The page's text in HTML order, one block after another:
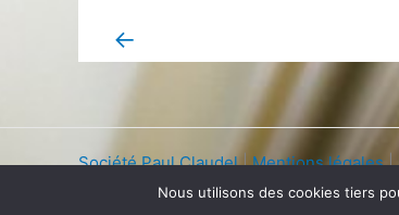
←
Société Paul Claudel|Mentions légales|
Nous utilisons des cookies tiers